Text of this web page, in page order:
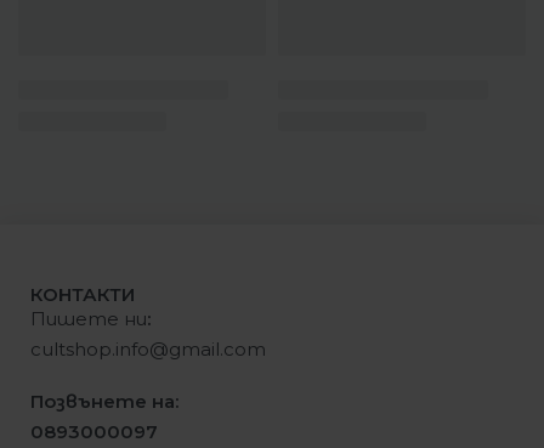
КОНТАКТИ
Пишете ни:
cultshop.info@gmail.com
Позвънете на:
0893000097